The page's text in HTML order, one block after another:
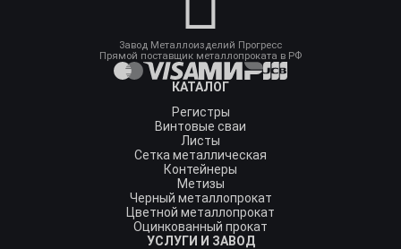
Завод Металлоизделий Прогресс
Прямой поставщик металлопроката в РФ
КАТАЛОГ
Регистры
Винтовые сваи
Листы
Сетка металлическая
Контейнеры
Метизы
Черный металлопрокат
Цветной металлопрокат
Оцинкованный прокат
УСЛУГИ И ЗАВОД